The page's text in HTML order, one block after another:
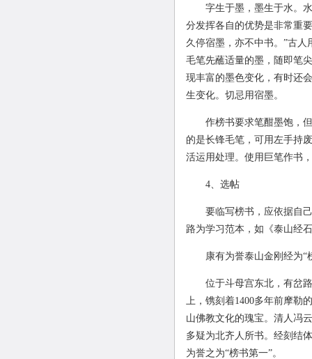
字生于墨，墨生于水。
分发挥各自的优势是非常重
久停宿墨，亦不中书。”古
毛笔先蘸适量的墨，随即笔
现丰富的墨色变化，有时还
生变化。切忌用宿墨。
作榜书要求笔酣墨饱，
的是长锋毛笔，可用左手持
活运用处理。使用巨笔作书
4、选帖
要临写榜书，应依据自
路为学习范本，如《泰山经
康有为誉泰山金刚经为“
位于斗母宫东北，有岔
上，镌刻着1400多年前摩勒
山佛教文化的瑰宝。清人冯
多疑为北齐人所书。经刻结
为誉之为“榜书第一”。